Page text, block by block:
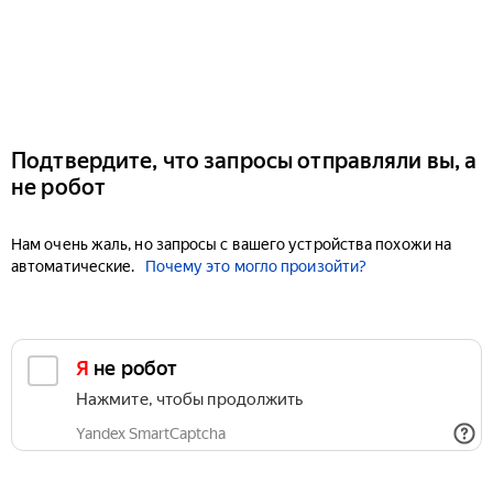
Подтвердите, что запросы отправляли вы, а
не робот
Нам очень жаль, но запросы с вашего устройства похожи на
автоматические.
Почему это могло произойти?
Я не робот
Нажмите, чтобы продолжить
Yandex SmartCaptcha